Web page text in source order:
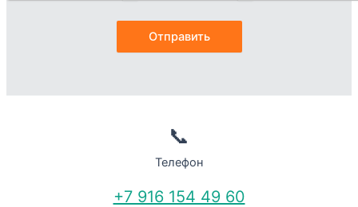
📞
Телефон
+7 916 154 49 60